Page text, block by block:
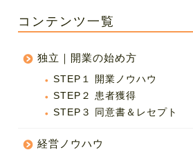
コンテンツ一覧
独立｜開業の始め方
STEP１ 開業ノウハウ
STEP２ 患者獲得
STEP３ 同意書＆レセプト
経営ノウハウ